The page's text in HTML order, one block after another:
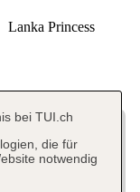
bei TUI.ch
die für
notwendig